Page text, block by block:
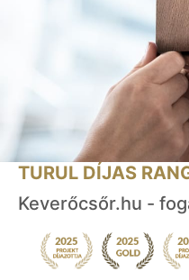
TURUL DÍJAS
Keverőcsőr.hu -